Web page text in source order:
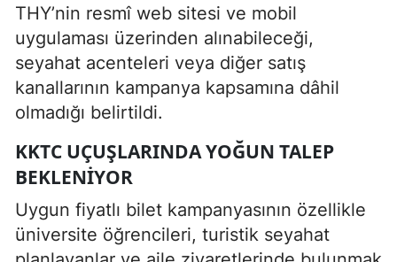
THY’nin resmî web sitesi ve mobil
uygulaması üzerinden alınabileceği,
seyahat acenteleri veya diğer satış
kanallarının kampanya kapsamına dâhil
olmadığı belirtildi.
KKTC UÇUŞLARINDA YOĞUN TALEP
BEKLENIYOR
Uygun fiyatlı bilet kampanyasının özellikle
üniversite öğrencileri, turistik seyahat